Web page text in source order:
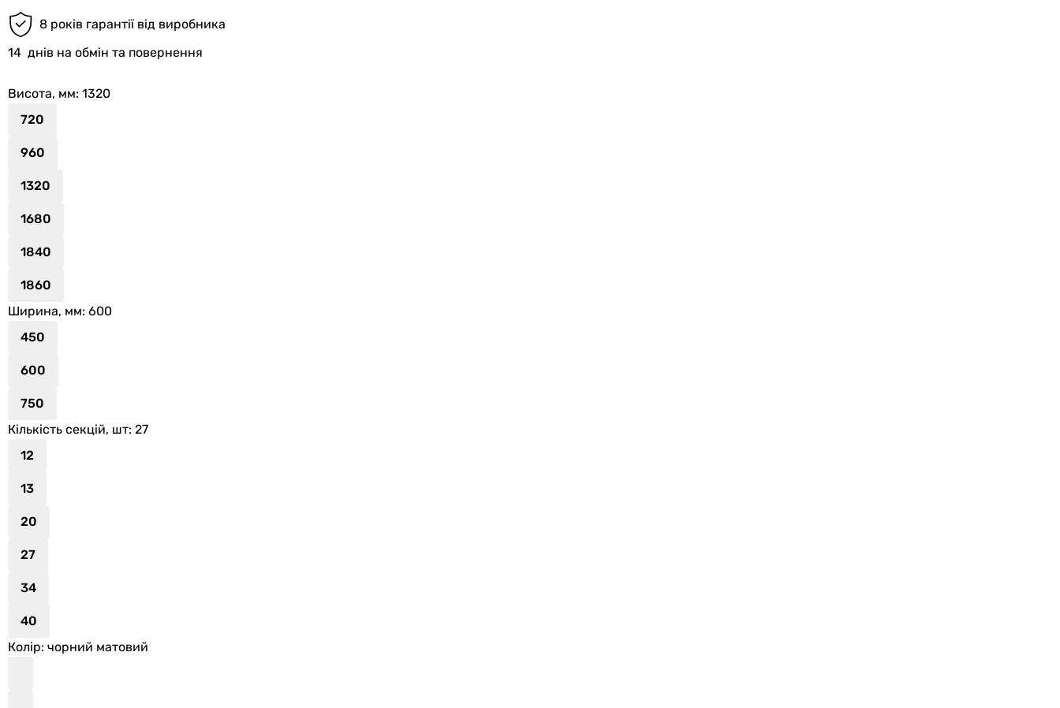
8 років гарантії від виробника
14 днів на обмін та повернення
Висота, мм: 1320
720
960
1320
1680
1840
1860
Ширина, мм: 600
450
600
750
Кількість секцій, шт: 27
12
13
20
27
34
40
Колір: чорний матовий